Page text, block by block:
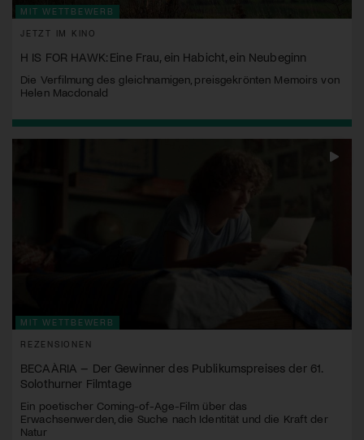
MIT WETTBEWERB
JETZT IM KINO
H IS FOR HAWK: Eine Frau, ein Habicht, ein Neubeginn
Die Verfilmung des gleichnamigen, preisgekrönten Memoirs von
Helen Macdonald
MIT WETTBEWERB
REZENSIONEN
BECAÀRIA – Der Gewinner des Publikumspreises der 61.
Solothurner Filmtage
Ein poetischer Coming-of-Age-Film über das
Erwachsenwerden, die Suche nach Identität und die Kraft der
Natur